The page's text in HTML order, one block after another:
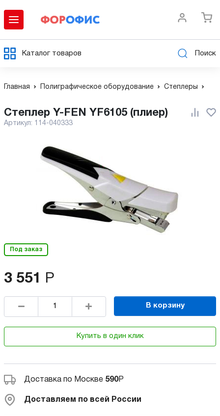
Каталог товаров Поиск
Главная Полиграфическое оборудование Степлеры
Степлер Y-FEN YF6105 (плиер)
Артикул: 114-040333
Под заказ
3 551 Р
В корзину
Купить в один клик
Доставка по Москве 590Р
Доставляем по всей России